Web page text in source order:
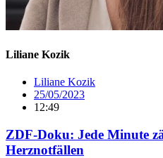
Liliane Kozik
Liliane Kozik
25/05/2023
12:49
ZDF-Doku: Jede Minute
Herznotfällen